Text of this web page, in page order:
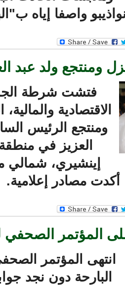
واصفا إياه
ولد عبد
فتشت شرطة
الاقتصادية والمالية،
ومنتجع الرئيس
العزيز في منطقة
إينشيري، شمالي
مصادر إعلامية.
الصحفي
المؤتمر الصحفي
البارحة دون نجد